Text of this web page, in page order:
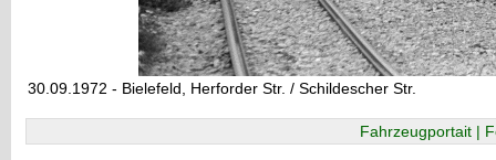
30.09.1972 - Bielefeld, Herforder Str. / Schildescher Str.
Fahrzeugportait |